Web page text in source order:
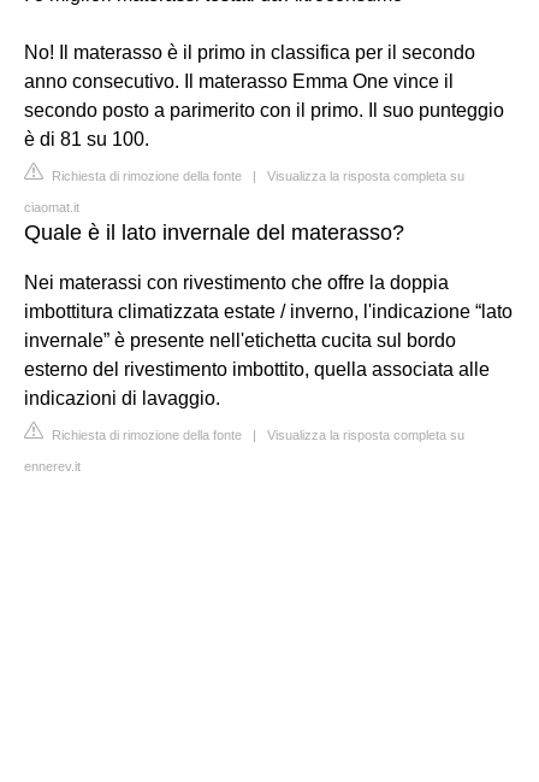
No! Il materasso è il primo in classifica per il secondo
anno consecutivo. Il materasso Emma One vince il
secondo posto a parimerito con il primo. Il suo punteggio
è di 81 su 100.
Richiesta di rimozione della fonte | Visualizza la risposta completa su
ciaomat.it
Quale è il lato invernale del materasso?
Nei materassi con rivestimento che offre la doppia
imbottitura climatizzata estate / inverno, l'indicazione “lato
invernale” è presente nell'etichetta cucita sul bordo
esterno del rivestimento imbottito, quella associata alle
indicazioni di lavaggio.
Richiesta di rimozione della fonte | Visualizza la risposta completa su
ennerev.it